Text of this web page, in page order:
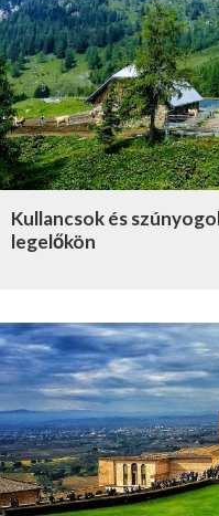
Kullancsok és
legelőkön